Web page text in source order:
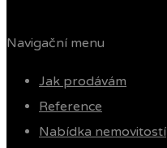
Navigační menu
Jak prodávám
Reference
Nabídka nemovitostí